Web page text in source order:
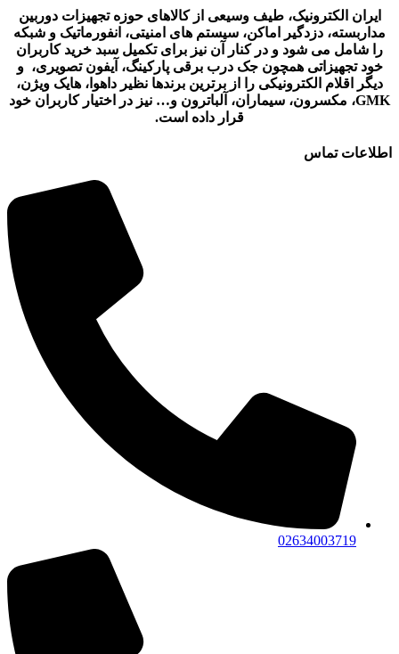
ایران الکترونیک، طیف وسیعی از کالاهای حوزه تجهیزات دوربین
مداربسته، دزدگیر اماکن، سیستم های امنیتی، انفورماتیک و شبکه
را شامل می شود و در کنار آن نیز برای تکمیل سبد خرید کاربران
خود تجهیزاتی همچون جک درب برقی پارکینگ، آیفون تصویری، و
دیگر اقلام الکترونیکی را از برترین برندها نظیر داهوا، هایک ویژن،
GMK، مکسرون، سیماران، آلباترون و… نیز در اختیار کاربران خود
قرار داده است.
اطلاعات تماس
02634003719